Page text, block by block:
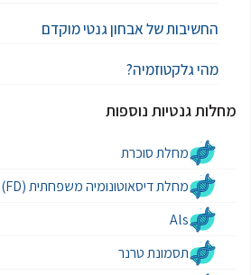
החשיבות של אבחון גנטי מוקדם
מהי גלקטוזמיה?
מחלות גנטיות נוספות
מחלת סוכרת
מחלת דיסאוטונומיה משפחתית (FD)
Als
תסמונת טרנר